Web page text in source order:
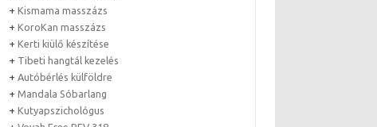
+Kismama masszázs
+KoroKan masszázs
+Kerti kiülő készítése
+ Tibeti hangtál kezelés
+Autóbérlés külföldre
+Mandala Sóbarlang
+Kutyapszichológus